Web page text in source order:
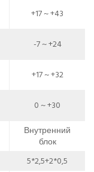
+17 ~ +43
-7 ~ +24
+17 ~ +32
0 ~ +30
Внутренний
блок
5*2,5+2*0,5